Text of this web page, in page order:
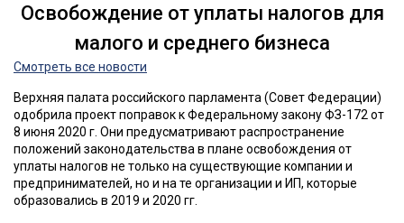
Освобождение от уплаты налогов для
малого и среднего бизнеса
Смотреть все новости
Верхняя палата российского парламента (Совет Федерации)
одобрила проект поправок к Федеральному закону ФЗ-172 от
8 июня 2020 г. Они предусматривают распространение
положений законодательства в плане освобождения от
уплаты налогов не только на существующие компании и
предпринимателей, но и на те организации и ИП, которые
образовались в 2019 и 2020 гг.